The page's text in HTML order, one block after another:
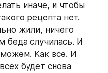
иначе, и чтобы
рецепта нет.
жили, ничего
беда случилась. И
Как все. И
будет снова